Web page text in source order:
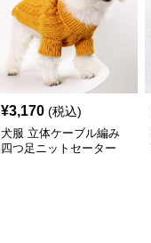
¥3,170 (税込)
犬服 立体ケーブル編み
四つ足ニットセーター